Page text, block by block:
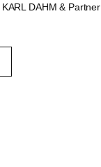
KARL DAHM & Partner